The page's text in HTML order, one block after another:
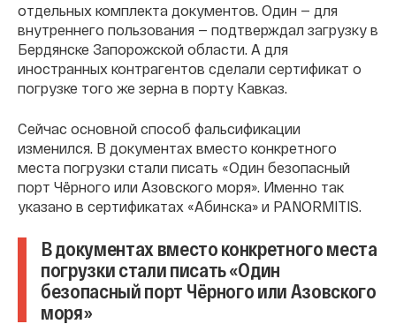
отдельных комплекта документов. Один — для
внутреннего пользования — подтверждал загрузку в
Бердянске Запорожской области. А для
иностранных контрагентов сделали сертификат о
погрузке того же зерна в порту Кавказ.
Сейчас основной способ фальсификации
изменился. В документах вместо конкретного
места погрузки стали писать «Один безопасный
порт Чёрного или Азовского моря». Именно так
указано в сертификатах «Абинска» и PANORMITIS.
В документах вместо конкретного места
погрузки стали писать «Один
безопасный порт Чёрного или Азовского
моря»